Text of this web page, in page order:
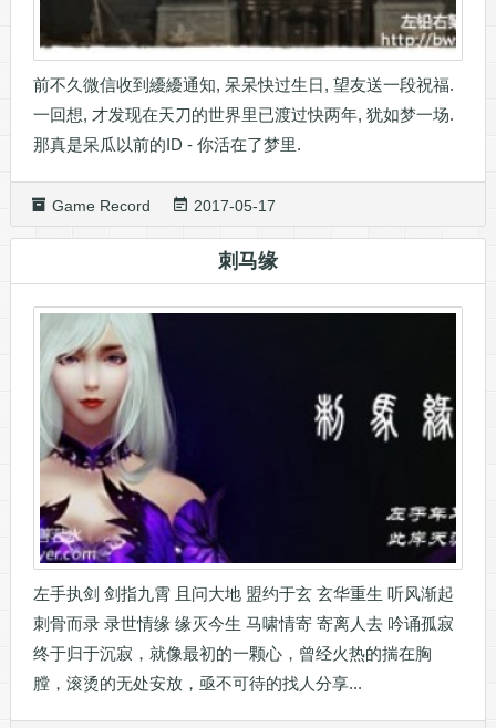
前不久微信收到纋纋通知, 呆呆快过生日, 望友送一段祝福.
一回想, 才发现在天刀的世界里已渡过快两年, 犹如梦一场.
那真是呆瓜以前的ID - 你活在了梦里.
Game Record 2017-05-17
刺马缘
左手执剑 剑指九霄 且问大地 盟约于玄 玄华重生 听风渐起
刺骨而录 录世情缘 缘灭今生 马啸情寄 寄离人去 吟诵孤寂
终于归于沉寂，就像最初的一颗心，曾经火热的揣在胸
膛，滚烫的无处安放，亟不可待的找人分享...